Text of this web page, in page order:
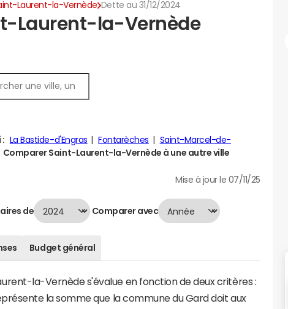
Laurent-la-Vernède Dette au 31/12/2024
Laurent-la-Vernède
: La Bastide-d'Engras Fontarèches
Saint-Marcel-de-
Comparer Saint-Laurent-la-Vernède à une autre ville
Mise à jour le 07/11/25
de Comparer avec
Budget général
la-Vernède s'évalue en fonction de deux critères :
la somme que la commune du Gard doit aux